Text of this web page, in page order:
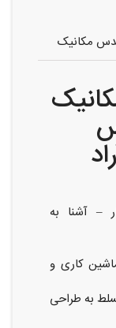
مکانیک
کار – آشنا به
کاری و
– مسلط به طراحی